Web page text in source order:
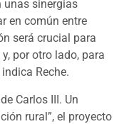
unas sinergias
en común entre
será crucial para
por otro lado, para
Reche.
Carlos III. Un
rural”, el proyecto